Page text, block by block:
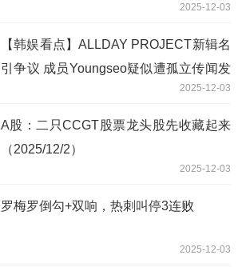
2025-12-03
【韩娱看点】ALLDAY PROJECT新辑名
引争议 成员Youngseo疑似遭孤立传闻发
2025-12-03
A股：二只CCGT股票龙头股先收藏起来
（2025/12/2）
2025-12-03
罗梅罗倒勾+双响，热刺叫停3连败
2025-12-03